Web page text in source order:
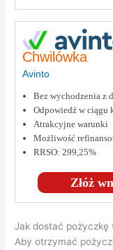
Chwilówka
Avinto
Złóż
Bez wychodzenia z
Odpowiedź w ciągu
Atrakcyjne warunki
Możliwość
RRSO: 299,25%
Jak dostać pożyczkę
Aby otrzymać